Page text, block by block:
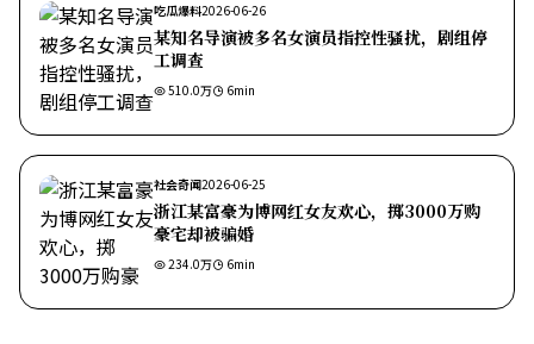
吃瓜爆料2026-06-26
某知名导演被多名女演员指控性骚扰，剧组停
工调查
510.0万 6min
社会奇闻2026-06-25
浙江某富豪为博网红女友欢心，掷3000万购
豪宅却被骗婚
234.0万 6min